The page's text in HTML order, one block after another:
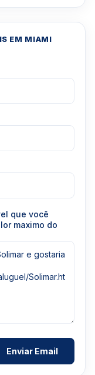
EM MIAMI
que você
maximo do